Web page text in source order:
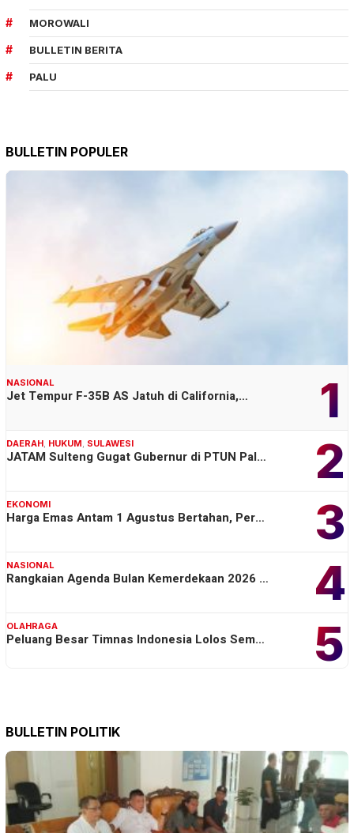
MOROWALI
BULLETIN BERITA
PALU
BULLETIN POPULER
1
NASIONAL
Jet Tempur F-35B AS Jatuh di California,…
2
DAERAH HUKUM SULAWESI
JATAM Sulteng Gugat Gubernur di PTUN Pal…
3
EKONOMI
Harga Emas Antam 1 Agustus Bertahan, Per…
4
NASIONAL
Rangkaian Agenda Bulan Kemerdekaan 2026 …
5
OLAHRAGA
Peluang Besar Timnas Indonesia Lolos Sem…
BULLETIN POLITIK